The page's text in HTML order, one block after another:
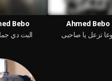
Bebo
البت دي
Ahmed Bebo
تزعل يا صاحبى